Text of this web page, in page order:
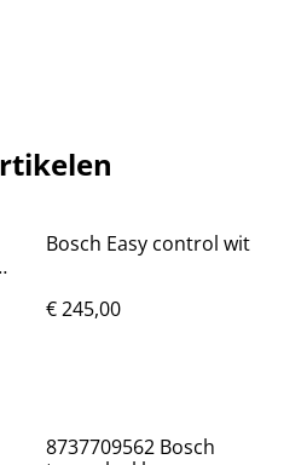
Bosch Easy control wit
€ 245,00
8737709562 Bosch